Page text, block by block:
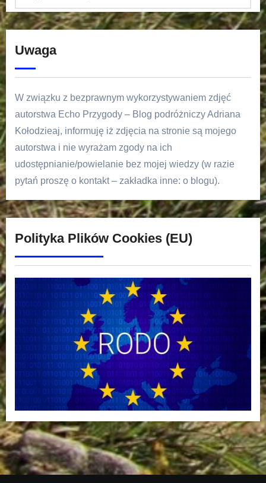
Uwaga
W związku z bezprawnym wykorzystywaniem zdjęć
autorstwa Echo Przygody – Blog podróżniczy Adriana
Kołodzieaj, informuję iż zdjęcia na stronie są mojego
autorstwa i nie wyrażam zgody na ich
udostępnianie/powielanie bez mojej wiedzy (w razie
pytań proszę o kontakt – zakładka inne: o blogu).
Polityka Plików Cookies (EU)